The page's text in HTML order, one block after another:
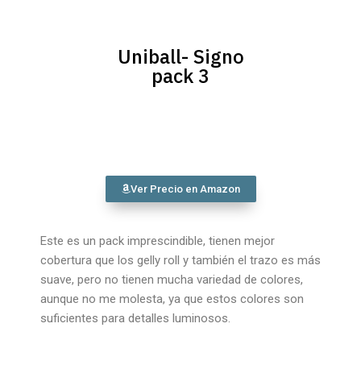
Uniball- Signo
pack 3
Ver Precio en Amazon
Este es un pack imprescindible, tienen mejor
cobertura que los gelly roll y también el trazo es más
suave, pero no tienen mucha variedad de colores,
aunque no me molesta, ya que estos colores son
suficientes para detalles luminosos.